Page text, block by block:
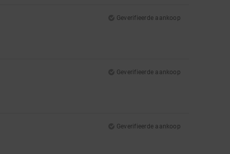
Geverifieerde aankoop
Geverifieerde aankoop
Geverifieerde aankoop